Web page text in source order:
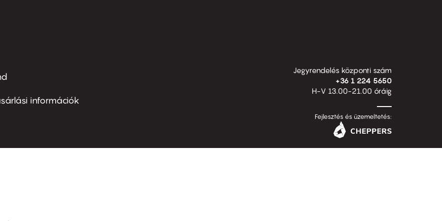
információk
Jegyrendelés központi szám
+36 1 224 5650
H-V 13.00-21.00 óráig
Fejlesztés és üzemeltetés: